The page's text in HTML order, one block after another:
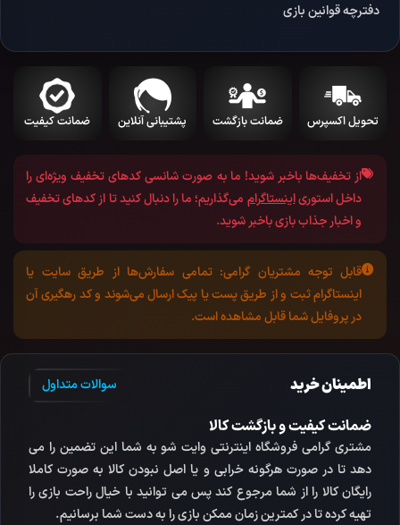
دفترچه قوانین بازی
تحویل اکسپرس ضمانت بازگشت پشتیبانی آنلاین ضمانت کیفیت
از تخفیف‌ها باخبر شوید! ما به صورت شانسی کد‌های تخفیف ویژه‌ای را
داخل استوریاینستاگرام می‌گذاریم؛ ما را دنبال کنید تا از کد‌های تخفیف
و اخبار جذاب بازی باخبر شوید.
قابل توجه مشتریان گرامی: تمامی سفارش‌ها از طریق سایت یا
اینستاگرام ثبت و از طریق پست یا پیک ارسال می‌شوند و کد رهگیری آن
در پروفایل شما قابل مشاهده است.
اطمینان خرید سوالات متداول
ضمانت کیفیت و بازگشت کالا
مشتری گرامی فروشگاه اینترنتی وایت شو به شما این تضمین را می
دهد تا در صورت هرگونه خرابی و یا اصل نبودن کالا به صورت کاملا
رایگان کالا را از شما مرجوع کند پس می توانید با خیال راحت بازی را
تهیه کرده تا در کمترین زمان ممکن بازی را به دست شما برسانیم.